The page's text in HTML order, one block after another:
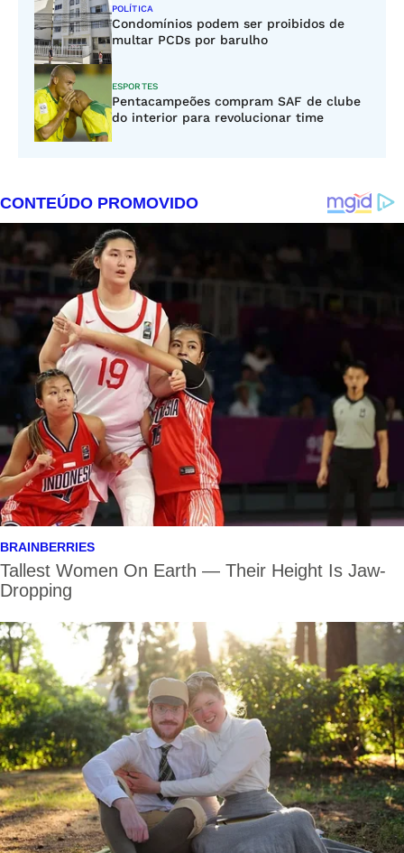
POLÍTICA
Condomínios podem ser proibidos de
multar PCDs por barulho
ESPORTES
Pentacampeões compram SAF de clube
do interior para revolucionar time